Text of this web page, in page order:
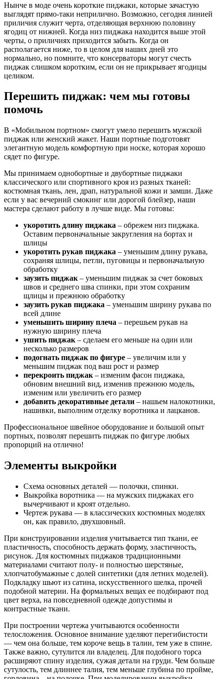
Нынче в моде очень короткие пиджаки, которые зачастую
выглядят прямо-таки неприлично. Возможно, сегодня линией
приличия служит черта, отделяющая верхнюю половину
ягодиц от нижней. Когда низ пиджака находится выше этой
черты, о приличиях приходится забыть. Когда он
располагается ниже, то в целом для наших дней это
нормально, но помните, что консерваторы могут счесть
пиджак слишком коротким, если он не прикрывает ягодицы
целиком.
Перешить пиджак: чем мы готовы
помочь
В «Мобильном портном» смогут умело перешить мужской
пиджак или женский жакет. Наши портные подготовят
элегантную модель комфортную при носке, которая хорошо
сядет по фигуре.
Мы принимаем однобортные и двубортные пиджаки
классического или спортивного кроя из разных тканей:
костюмная ткань, лен, драп, натуральной кожи и замши. Даже
если у вас вечерний смокинг или дорогой блейзер, наши
мастера сделают работу в лучше виде. Мы готовы:
укоротить длину пиджака – обрежем низ пиджака.
Оставим первоначальные закругления на бортах и
шлицы
укоротить рукав пиджака – уменьшим длину рукава,
сохраняя шлицы, петли, пуговицы и первоначальную
обработку
заузить пиджак – уменьшим пиджак за счет боковых
швов и среднего шва спинки, при этом сохраним
щлицы и прежнюю обработку
заузить рукав пиджака – уменьшим ширину рукава по
всей длине
уменьшить ширину плеча – перешьем рукав на
нужную ширину плеча
ушить пиджак – сделаем его меньше на один или
несколько размеров
подогнать пиджак по фигуре – увеличим или у
меньшим пиджак под ваш рост и размер
перекроить пиджак – изменим фасон пиджака,
обновим внешний вид, изменив прежнюю модель,
изменим или увеличить его размер
добавить декоративные детали – нашьем налокотники,
нашивки, выполним отделку воротника и лацканов.
Профессиональное швейное оборудование и большой опыт
портных, позволят перешить пиджак по фигуре любых
пропорций на отлично!
Элементы выкройки
Схема основных деталей — полочки, спинки.
Выкройка воротника — на мужских пиджаках его
вычерчивают и кроят отдельно.
Чертеж рукава — в классических костюмных моделях
он, как правило, двухшовный.
При конструировании изделия учитывается тип ткани, ее
пластичность, способность держать форму, эластичность,
рисунок. Для костюмных пиджаков традиционными
материалами считают полу- и полностью шерстяные,
хлопчатобумажные с долей синтетики (для летних моделей).
Подкладку шьют из сатина, искусственного шелка, прочей
подобной материи. На формальных вещах ее подбирают под
цвет верха, на повседневной одежде допустимы и
контрастные ткани.
При построении чертежа учитываются особенности
телосложения. Основное внимание уделяют перегибистости
— чем она больше, тем короче вещь в талии, тем уже в спине.
Также важно, сутулится ли владелец. Для подобного торса
расширяют спину изделия, сужая детали на груди. Чем больше
сутулость, тем длиннее талия, тем меньше глубина по пройме,